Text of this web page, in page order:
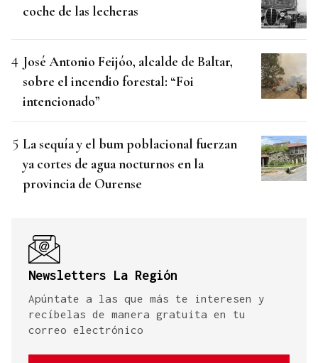
coche de las lecheras
José Antonio Feijóo, alcalde de Baltar,
sobre el incendio forestal: “Foi
intencionado”
La sequía y el bum poblacional fuerzan
ya cortes de agua nocturnos en la
provincia de Ourense
Newsletters La Región
Apúntate a las que más te interesen y
recíbelas de manera gratuita en tu
correo electrónico